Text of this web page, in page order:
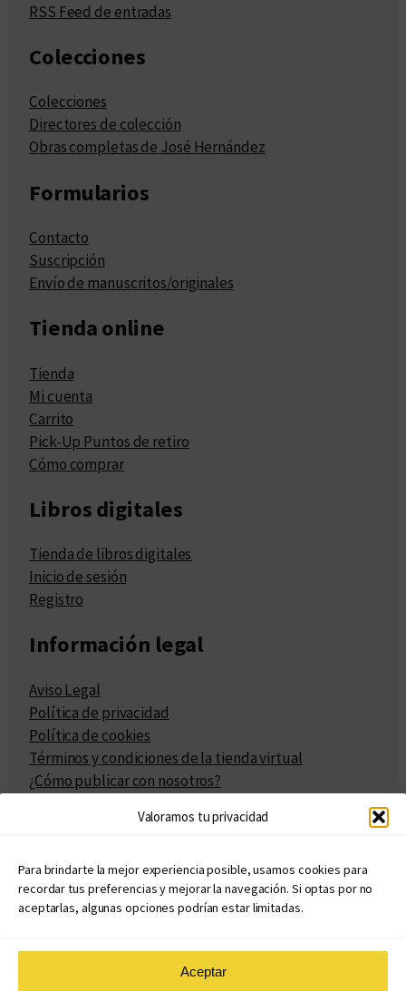
Valoramos tu privacidad
Para brindarte la mejor experiencia posible, usamos cookies para
recordar tus preferencias y mejorar la navegación. Si optas por no
aceptarlas, algunas opciones podrían estar limitadas.
Aceptar
RSS Feed de entradas
Colecciones
Colecciones
Directores de colección
Obras completas de José Hernández
Formularios
Contacto
Suscripción
Envío de manuscritos/originales
Tienda online
Tienda
Mi cuenta
Carrito
Pick-Up Puntos de retiro
Cómo comprar
Libros digitales
Tienda de libros digitales
Inicio de sesión
Registro
Información legal
Aviso Legal
Política de privacidad
Política de cookies
Términos y condiciones de la tienda virtual
¿Cómo publicar con nosotros?
Políticas de publicación
Políticas de coedición
Atribuciones